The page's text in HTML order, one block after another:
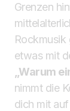
Grenzen
Rockmusik
etwas mit
„Warum
nimmt die
dich mit